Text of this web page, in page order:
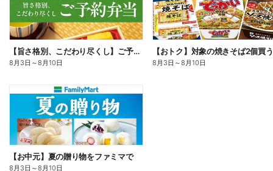
【旨さ格別、こだわり尽くし】ご予約弁当
8月3日 ～8月10日 8月3日 ～8月10日
【お中元】夏の贈り物をファミマで
8月3日 ～8月10日